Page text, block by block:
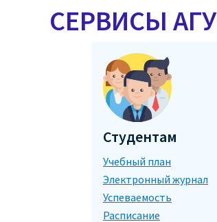
СЕРВИСЫ АГУ
Студентам
Учебный план
Электронный журнал
Успеваемость
Расписание